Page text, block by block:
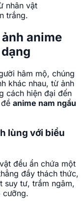
nhân vật
trắng.
anime
hâm mộ, chúng
khác nhau, từ ảnh
cách hiện đại đến
anime nam ngầu
lùng với biểu
đều ẩn chứa một
đầy thách thức,
suy tư, trầm ngâm,
cưỡng.